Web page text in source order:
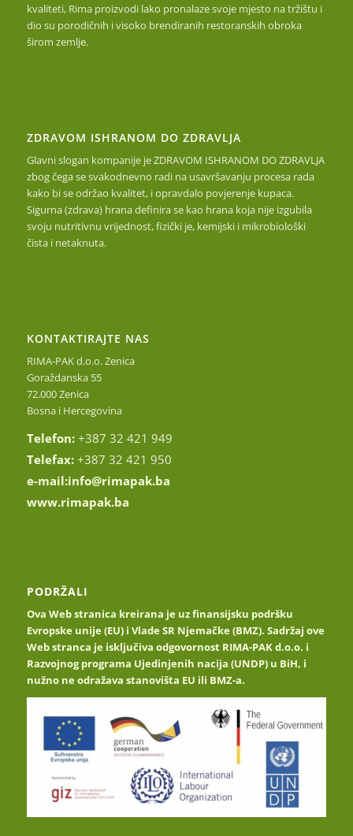
kvaliteti, Rima proizvodi lako pronalaze svoje mjesto na tržištu i
dio su porodičnih i visoko brendiranih restoranskih obroka
širom zemlje.
ZDRAVOM ISHRANOM DO ZDRAVLJA
Glavni slogan kompanije je ZDRAVOM ISHRANOM DO ZDRAVLJA
zbog čega se svakodnevno radi na usavršavanju procesa rada
kako bi se održao kvalitet, i opravdalo povjerenje kupaca.
Sigurna (zdrava) hrana definira se kao hrana koja nije izgubila
svoju nutritivnu vrijednost, fizički je, kemijski i mikrobiološki
čista i netaknuta.
KONTAKTIRAJTE NAS
RIMA-PAK d.o.o. Zenica
Goraždanska 55
72.000 Zenica
Bosna i Hercegovina
Telefon: +387 32 421 949
Telefax: +387 32 421 950
e-mail:info@rimapak.ba
www.rimapak.ba
PODRŽALI
Ova Web stranica kreirana je uz finansijsku podršku
Evropske unije (EU) i Vlade SR Njemačke (BMZ). Sadržaj ove
Web stranca je isključiva odgovornost RIMA-PAK d.o.o. i
Razvojnog programa Ujedinjenih nacija (UNDP) u BiH, i
nužno ne odražava stanovišta EU ili BMZ-a.